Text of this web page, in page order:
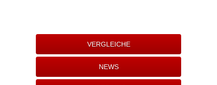
VERGLEICHE
NEWS